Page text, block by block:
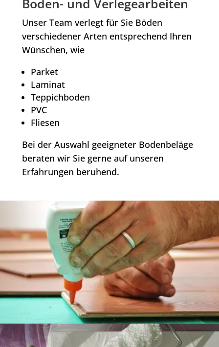
Boden- und Verlegearbeiten
Unser Team verlegt für Sie Böden
verschiedener Arten entsprechend Ihren
Wünschen, wie
Parket
Laminat
Teppichboden
PVC
Fliesen
Bei der Auswahl geeigneter Bodenbeläge
beraten wir Sie gerne auf unseren
Erfahrungen beruhend.